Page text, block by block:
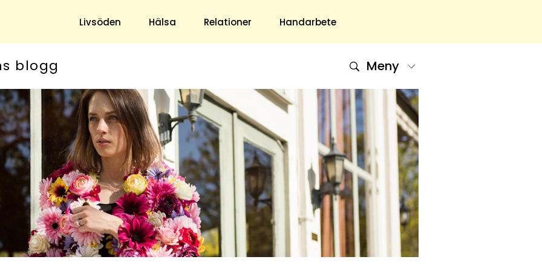
Livsöden Hälsa Relationer Handarbete
& Trädgård
Hushåll
Ekonomi
Mat & Dryck
& Antikt
DIY - Gör Det Själv
Underhållning
Nöje
TV
Horoskop
Quiz
Om Oss
Om Oss & Kontakt
Tidningar Hos Allas.se
Nyhetsbrev
Om Cookies
Integritetspolicy
Skapa Konto
Hantera Preferenser
blogg Meny